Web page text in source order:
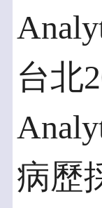
台北
病歷